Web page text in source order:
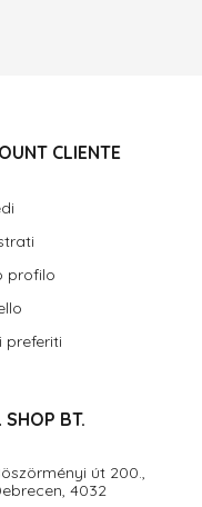
CLIENTE
profilo
preferiti
SHOP BT.
út 200.,
4032